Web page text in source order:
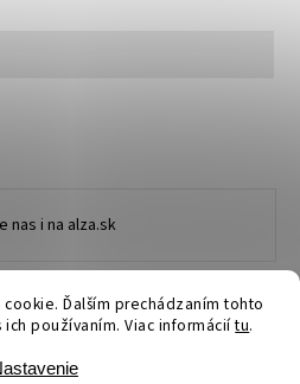
Ďalším prechádzaním tohto
ich používaním. Viac informáciítu.
nas i na alza.sk